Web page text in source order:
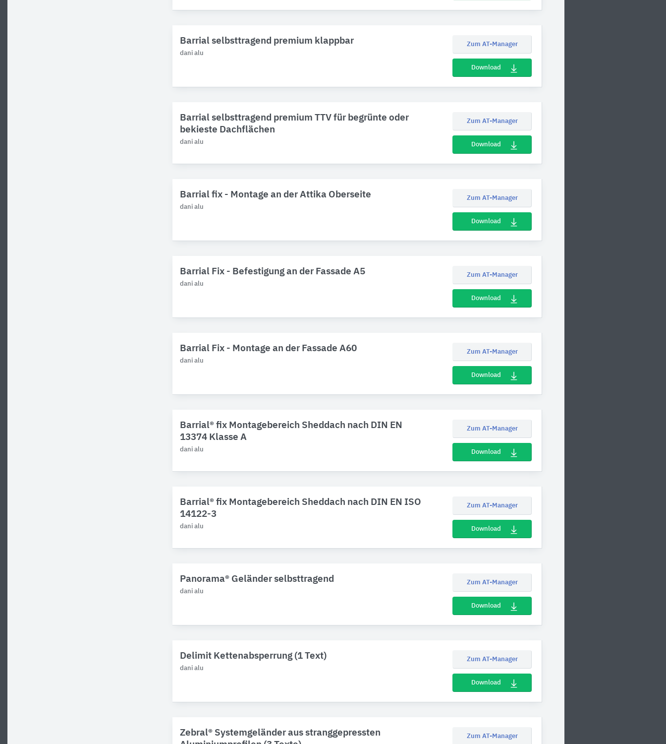
Barrial selbsttragend premium klappbar
dani alu
Zum AT-Manager
Download
Barrial selbsttragend premium TTV für begrünte oder
bekieste Dachflächen
dani alu
Zum AT-Manager
Download
Barrial fix - Montage an der Attika Oberseite
dani alu
Zum AT-Manager
Download
Barrial Fix - Befestigung an der Fassade A5
dani alu
Zum AT-Manager
Download
Barrial Fix - Montage an der Fassade A60
dani alu
Zum AT-Manager
Download
Barrial® fix Montagebereich Sheddach nach DIN EN
13374 Klasse A
dani alu
Zum AT-Manager
Download
Barrial® fix Montagebereich Sheddach nach DIN EN ISO
14122-3
dani alu
Zum AT-Manager
Download
Panorama® Geländer selbsttragend
dani alu
Zum AT-Manager
Download
Delimit Kettenabsperrung (1 Text)
dani alu
Zum AT-Manager
Download
Zebral® Systemgeländer aus stranggepressten
Zum AT-Manager